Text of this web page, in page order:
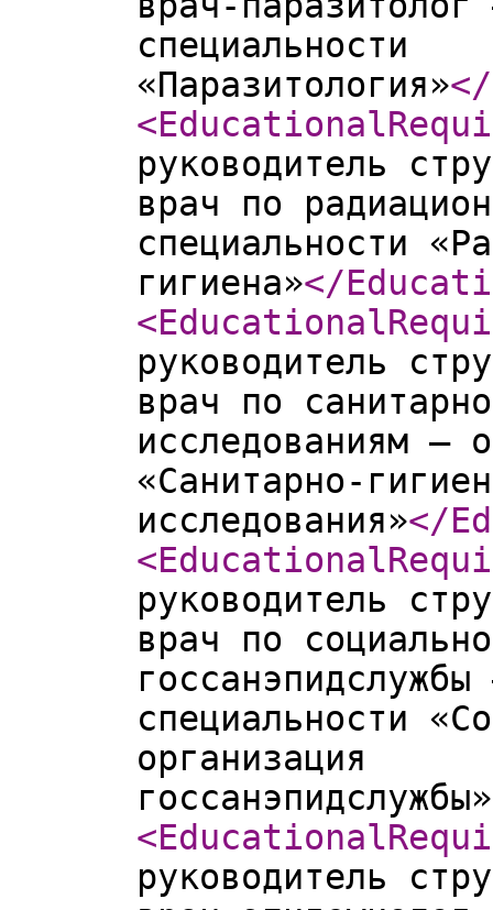
специальности
«Паразитология»
руководитель
врач по
специальности
гигиена»</
руководитель
врач по
исследованиям –
«Санитарно-
исследования»</
руководитель
врач по
специальности
организация
госсанэпидслужбы»
руководитель